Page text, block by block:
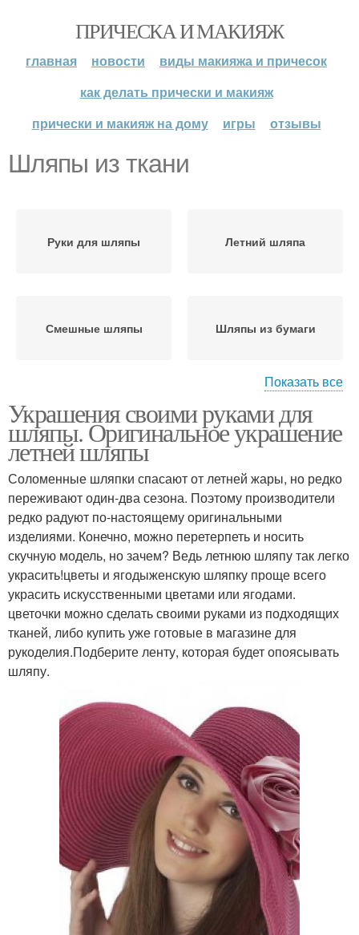
ПРИЧЕСКА И МАКИЯЖ
главная новости
виды макияжа и причесок
как делать прически и макияж
прически и макияж на дому
игры отзывы
Шляпы из ткани
Руки для шляпы Летний шляпа
Смешные шляпы Шляпы из бумаги
Шляпы из картона Широкополая шляпа
Показать все
Украшения своими руками для
шляпы. Оригинальное украшение
летней шляпы
Соломенные шляпки спасают от летней жары, но редко
переживают один-два сезона. Поэтому производители
редко радуют по-настоящему оригинальными
изделиями. Конечно, можно перетерпеть и носить
скучную модель, но зачем? Ведь летнюю шляпу так легко
украсить!цветы и ягодыженскую шляпку проще всего
украсить искусственными цветами или ягодами.
цветочки можно сделать своими руками из подходящих
тканей, либо купить уже готовые в магазине для
рукоделия.Подберите ленту, которая будет опоясывать
шляпу.